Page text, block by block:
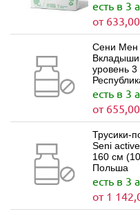
есть в 3
от
Сени Мен
Вкладыши
уровень
есть в 3
от
Трусики-
Seni
160 см
Польша
есть в 3
от 1